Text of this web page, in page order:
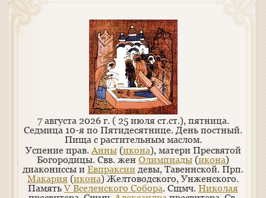
7 августа 2026 г. ( 25 июля ст.ст.), пятница.
Седмица 10-я по Пятидесятнице. День постный.
Пища с растительным маслом.
Успение прав.Анны(икона), матери Пресвятой
Богородицы. Свв. жен Олимпиады (икона)
диакониссы и Евпраксии девы, Тавеннской. Прп.
Макария (икона) Желтоводского, Унженского.
ПамятьV Вселенского Собора. Сщмч. Николая